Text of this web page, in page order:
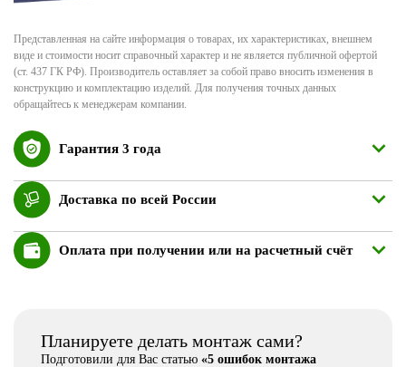
Представленная на сайте информация о товарах, их характеристиках, внешнем
виде и стоимости носит справочный характер и не является публичной офертой
(ст. 437 ГК РФ). Производитель оставляет за собой право вносить изменения в
конструкцию и комплектацию изделий. Для получения точных данных
обращайтесь к менеджерам компании.
Гарантия 3 года
Доставка по всей России
Оплата при получении или на расчетный счёт
Планируете делать монтаж сами?
Подготовили для Вас статью «5 ошибок монтажа